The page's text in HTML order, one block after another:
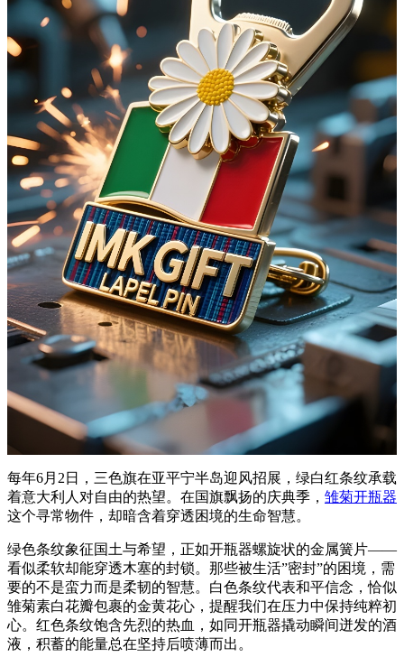
每年6月2日，三色旗在亚平宁半岛迎风招展，绿白红条纹承载
着意大利人对自由的热望。在国旗飘扬的庆典季， 雏菊开瓶器
这个寻常物件，却暗含着穿透困境的生命智慧。
绿色条纹象征国土与希望，正如开瓶器螺旋状的金属簧片——
看似柔软却能穿透木塞的封锁。那些被生活”密封”的困境，需
要的不是蛮力而是柔韧的智慧。白色条纹代表和平信念，恰似
雏菊素白花瓣包裹的金黄花心，提醒我们在压力中保持纯粹初
心。红色条纹饱含先烈的热血，如同开瓶器撬动瞬间迸发的酒
液，积蓄的能量总在坚持后喷薄而出。